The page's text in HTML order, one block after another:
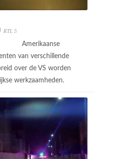
RTL 5
Amerikaanse
van verschillende
over de VS worden
werkzaamheden.